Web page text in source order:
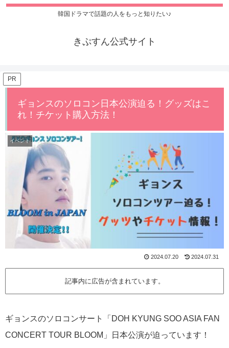
韓国ドラマで話題の人をもっと知りたい♪
きぷすん公式サイト
PR
ギョンスのソロコン日本公演迫る！グッズはこ
れ！チケット購入方法！
イベント
2024.07.20 2024.07.31
記事内に広告が含まれています。
ギョンスのソロコンサート「DOH KYUNG SOO ASIA FAN
CONCERT TOUR BLOOM」日本公演が迫っています！